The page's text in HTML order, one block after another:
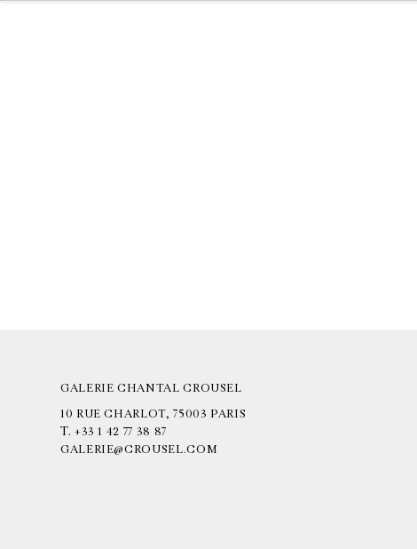
GALERIE CHANTAL CROUSEL
10 RUE CHARLOT, 75003 PARIS
T. +33 1 42 77 38 87
GALERIE@CROUSEL.COM